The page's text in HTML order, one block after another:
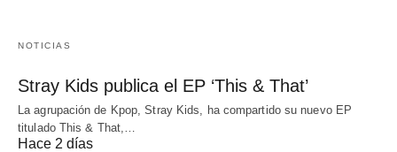
NOTICIAS
Stray Kids publica el EP ‘This & That’
La agrupación de Kpop, Stray Kids, ha compartido su nuevo EP
titulado This & That,…
Hace 2 días